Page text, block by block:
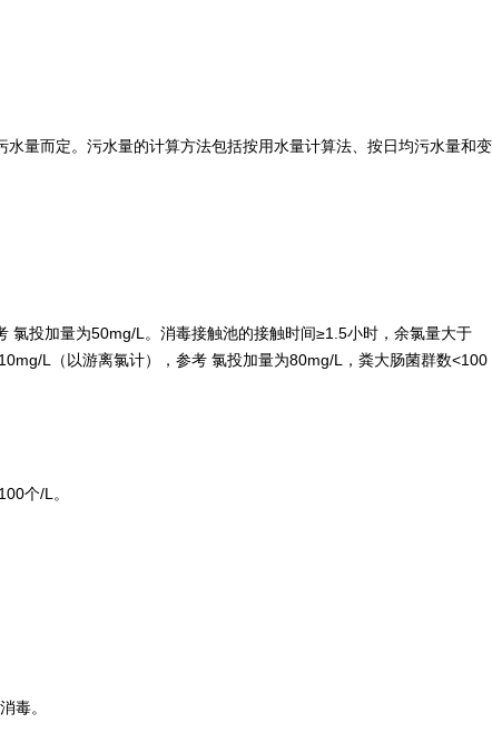
量而定。污水量的计算方法包括按用水量计算法、按日均污水量和变
氯投加量为50mg/L。消毒接触池的接触时间≥1.5小时，余氯量大于
L（以游离氯计），参考 氯投加量为80mg/L，粪大肠菌群数<100
个/L。
毒。